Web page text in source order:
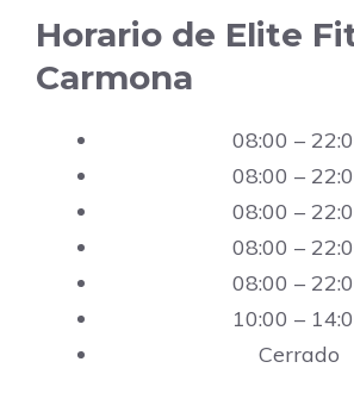
Horario de Elite
Carmona
08:00 –
08:00 –
08:00 –
08:00 –
08:00 –
10:00 –
Cerrado